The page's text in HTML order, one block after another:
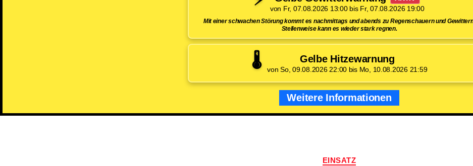
von Fr, 07.08.2026 13:00 bis Fr, 07.08.2026 19:00
Mit einer schwachen Störung kommt es nachmittags und abends zu Regenschauern und
Stellenweise kann es wieder stark regnen.
🌡️ Gelbe Hitzewarnung
von So, 09.08.2026 22:00 bis Mo, 10.08.2026 21:59
Weitere Informationen
Kategorien
EINSATZ